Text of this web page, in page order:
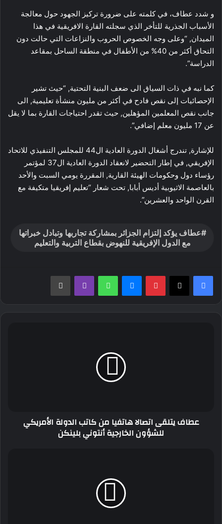
و شدد عطاف، في كلمته على ضرورة تركيز الجهود حول معالجة
الأسباب الجذرية للتأخر الذي سجلته القارة الافريقية في هذا
الميدان, “وعلى وجه الخصوص الحروب والنزاعات التي حالت دون
التحاق أكثر من 40% من الأطفال في منطقة الساحل بمقاعد
الدراسة”.
كما نبه في ذات السياق الى ضعف البنية التحتية, “حيث تشير
الإحصائيات إلى نقص فادح في أكثر من مليون منشأة تعليمية, الى
جانب نقص المعلمين المؤهلين, حيث تقدر احتياجات القارة بما لا يقل
عن 17 مليون معلم إضافي”.
للإشارة, تندرج أشغال الدورة العادية ال44 للمجلس التنفيذي للاتحاد
الإفريقي, في إطار التحضير لانعقاد الدورة العادية ال37 لمؤتمر
رؤساء دول وحكومات الهيئة القارية, المقررة يومي السبت والأحد
بالعاصمة الاثيوبية أديس أبابا, تحت شعار “تعليم إفريقيا متكيفة مع
القرن الواحد والعشرين”.
عطاف يؤكد إلتزام الجزائر بمشاركة تجاربها وتبادل خبراتها
مع الدول الإفريقية للنهوض بقطاع التربية والتعليم
بينتيريستماسنجر واتساب ڤايبر طباعة
الخارجيةعطاف يتلقى اتصالا هاتفيا من كاتب الدولة الأمريكي
للشؤون الخارجية أنتوني بلينكن